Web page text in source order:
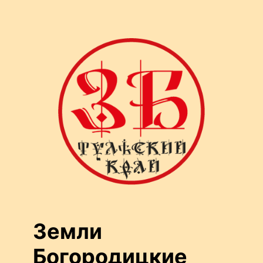
Земли
Богородицкие